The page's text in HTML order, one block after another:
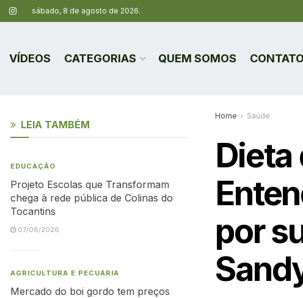
sábado, 8 de agosto de 2026.
VÍDEOS CATEGORIAS QUEM SOMOS CONTATO
Home Saúde
Dieta
por
LEIA TAMBÉM
EDUCAÇÃO
Projeto Escolas que Transformam
chega à rede pública de Colinas do
Tocantins
07/08/2026
AGRICULTURA E PECUÁRIA
Mercado do boi gordo tem preços